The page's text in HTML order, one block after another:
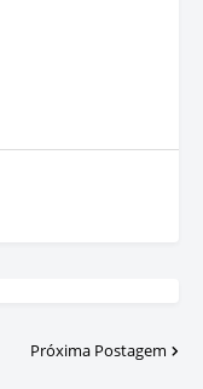
Próxima Postagem